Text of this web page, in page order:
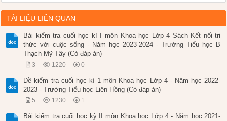
TÀI LIỆU LIÊN QUAN
Bài kiểm tra cuối học kì I môn Khoa học Lớp 4 Sách Kết nối tri
thức với cuộc sống - Năm học 2023-2024 - Trường Tiểu học B
Thạch Mỹ Tây (Có đáp án)
3 1220 0
Đề kiểm tra cuối học kì 1 môn Khoa học Lớp 4 - Năm học 2022-
2023 - Trường Tiểu học Liên Hồng (Có đáp án)
5 1230 1
Bài kiểm tra cuối học kỳ II môn Khoa học Lớp 4 - Năm học 2021-